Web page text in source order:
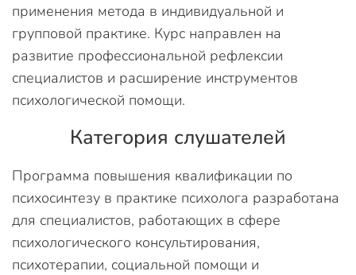
применения метода в индивидуальной и
групповой практике. Курс направлен на
развитие профессиональной рефлексии
специалистов и расширение инструментов
психологической помощи.
Категория слушателей
Программа повышения квалификации по
психосинтезу в практике психолога разработана
для специалистов, работающих в сфере
психологического консультирования,
психотерапии, социальной помощи и